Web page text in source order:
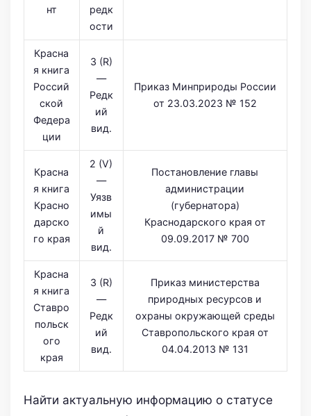
нт
редк
ости
Красна
я книга
Россий
ской
Федера
ции
3 (R)
—
Редк
ий
вид.
Приказ Минприроды России
от 23.03.2023 № 152
Красна
я книга
Красно
дарско
го края
2 (V)
—
Уязв
имы
й
вид.
Постановление главы
администрации
(губернатора)
Краснодарского края от
09.09.2017 № 700
Красна
я книга
Ставро
польск
ого
края
3 (R)
—
Редк
ий
вид.
Приказ министерства
природных ресурсов и
охраны окружающей среды
Ставропольского края от
04.04.2013 № 131
Найти актуальную информацию о статусе